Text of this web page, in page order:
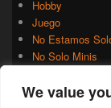
We value
Hobby
Juego
No Estamos
No Solo Minis
Rumores